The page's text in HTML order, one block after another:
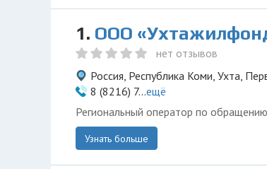
1. ООО
нет отзывов
Россия, Республика Коми, Ухта,
8 (8216) 7...ещё
Региональный оператор по
Узнать больше